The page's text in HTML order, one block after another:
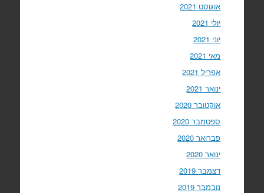
אוגוסט 2021
יולי 2021
יוני 2021
מאי 2021
אפריל 2021
ינואר 2021
אוקטובר 2020
ספטמבר 2020
פברואר 2020
ינואר 2020
דצמבר 2019
נובמבר 2019